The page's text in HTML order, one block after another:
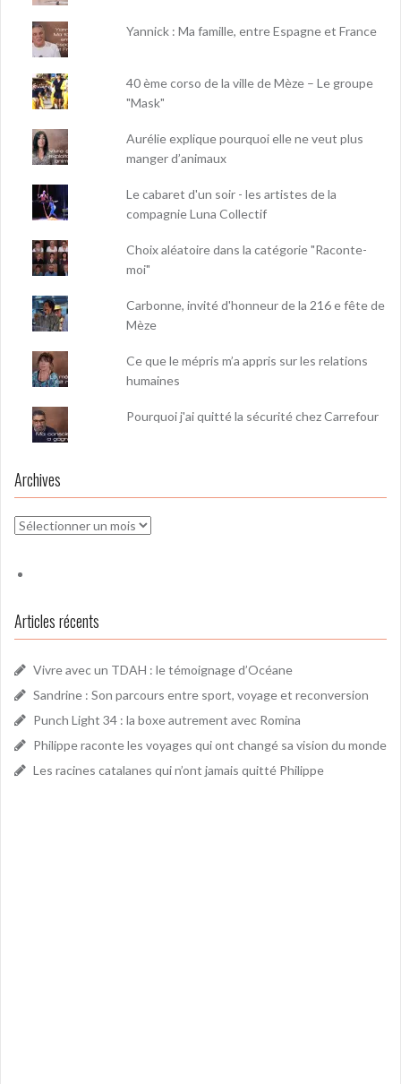
Yannick : Ma famille, entre Espagne et France
40 ème corso de la ville de Mèze – Le groupe
"Mask"
Aurélie explique pourquoi elle ne veut plus
manger d’animaux
Le cabaret d'un soir - les artistes de la
compagnie Luna Collectif
Choix aléatoire dans la catégorie "Raconte-
moi"
Carbonne, invité d'honneur de la 216 e fête de
Mèze
Ce que le mépris m’a appris sur les relations
humaines
Pourquoi j'ai quitté la sécurité chez Carrefour
Archives
Archives
Articles récents
Vivre avec un TDAH : le témoignage d’Océane
Sandrine : Son parcours entre sport, voyage et reconversion
Punch Light 34 : la boxe autrement avec Romina
Philippe raconte les voyages qui ont changé sa vision du monde
Les racines catalanes qui n’ont jamais quitté Philippe